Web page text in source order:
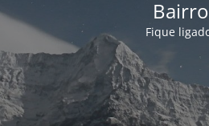
Bairro
Fique